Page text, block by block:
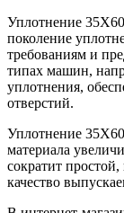
Уплотнение
поколение
требованиям и
типах машин,
уплотнения,
отверстий.
Уплотнение
материала
сократит
качество